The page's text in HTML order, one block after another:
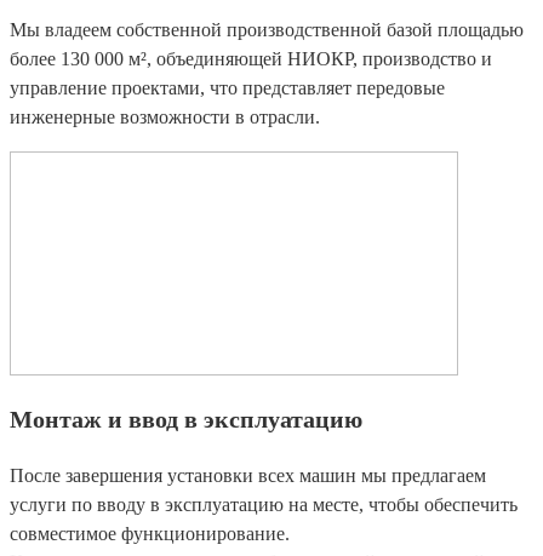
Мы владеем собственной производственной базой площадью
более 130 000 м², объединяющей НИОКР, производство и
управление проектами, что представляет передовые
инженерные возможности в отрасли.
Монтаж и ввод в эксплуатацию
После завершения установки всех машин мы предлагаем
услуги по вводу в эксплуатацию на месте, чтобы обеспечить
совместимое функционирование.